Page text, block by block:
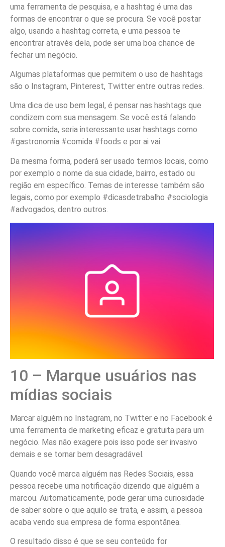
uma ferramenta de pesquisa, e a hashtag é uma das
formas de encontrar o que se procura. Se você postar
algo, usando a hashtag correta, e uma pessoa te
encontrar através dela, pode ser uma boa chance de
fechar um negócio.
Algumas plataformas que permitem o uso de hashtags
são o Instagram, Pinterest, Twitter entre outras redes.
Uma dica de uso bem legal, é pensar nas hashtags que
condizem com sua mensagem. Se você está falando
sobre comida, seria interessante usar hashtags como
#gastronomia #comida #foods e por ai vai.
Da mesma forma, poderá ser usado termos locais, como
por exemplo o nome da sua cidade, bairro, estado ou
região em específico. Temas de interesse também são
legais, como por exemplo #dicasdetrabalho #sociologia
#advogados, dentro outros.
10 – Marque usuários nas
mídias sociais
Marcar alguém no Instagram, no Twitter e no Facebook é
uma ferramenta de marketing eficaz e gratuita para um
negócio. Mas não exagere pois isso pode ser invasivo
demais e se tornar bem desagradável.
Quando você marca alguém nas Redes Sociais, essa
pessoa recebe uma notificação dizendo que alguém a
marcou. Automaticamente, pode gerar uma curiosidade
de saber sobre o que aquilo se trata, e assim, a pessoa
acaba vendo sua empresa de forma espontânea.
O resultado disso é que se seu conteúdo for